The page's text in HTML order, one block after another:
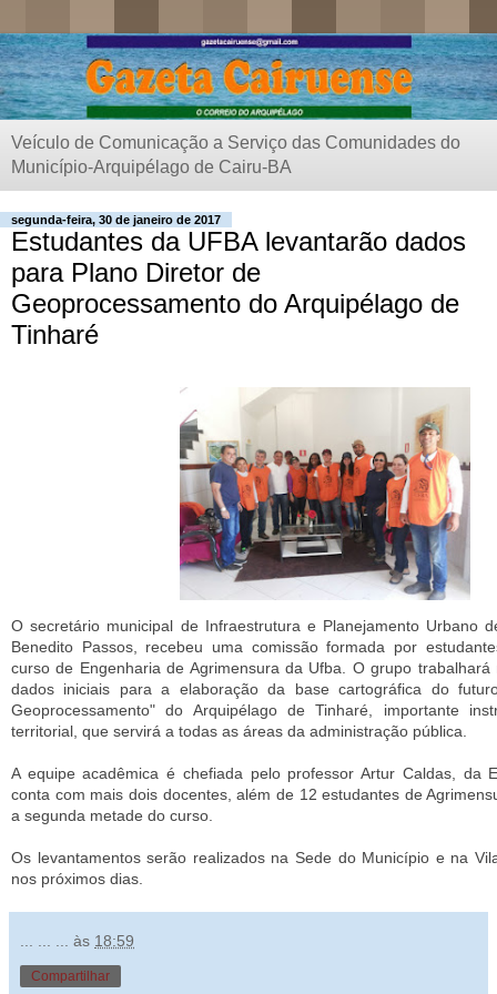
Veículo de Comunicação a Serviço das Comunidades do
Município-Arquipélago de Cairu-BA
segunda-feira, 30 de janeiro de 2017
Estudantes da UFBA levantarão dados
para Plano Diretor de
Geoprocessamento do Arquipélago de
Tinharé
O secretário municipal de Infraestrutura e Planejamento Urbano
Benedito Passos, recebeu uma comissão formada por
curso de Engenharia de Agrimensura da Ufba. O grupo trabalhará
dados iniciais para a elaboração da base cartográfica do
Geoprocessamento" do Arquipélago de Tinharé, importante
territorial, que servirá a todas as áreas da administração pública.
A equipe acadêmica é chefiada pelo professor Artur Caldas, da
conta com mais dois docentes, além de 12 estudantes de
a segunda metade do curso.
Os levantamentos serão realizados na Sede do Município e na
nos próximos dias.
às 18:59
Compartilhar